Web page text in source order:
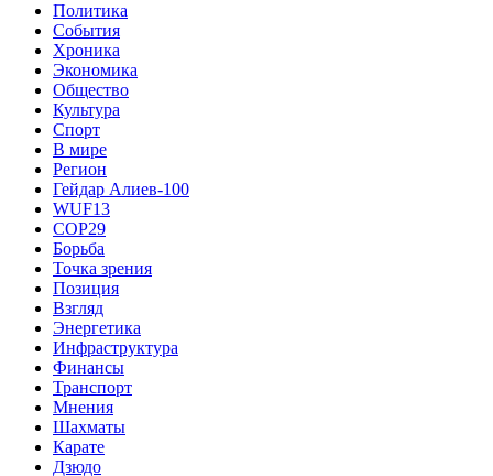
Политика
События
Хроника
Экономика
Общество
Культура
Спорт
В мире
Регион
Гейдар Алиев-100
WUF13
COP29
Борьба
Точка зрения
Позиция
Взгляд
Энергетика
Инфраструктура
Финансы
Транспорт
Мнения
Шахматы
Карате
Дзюдо